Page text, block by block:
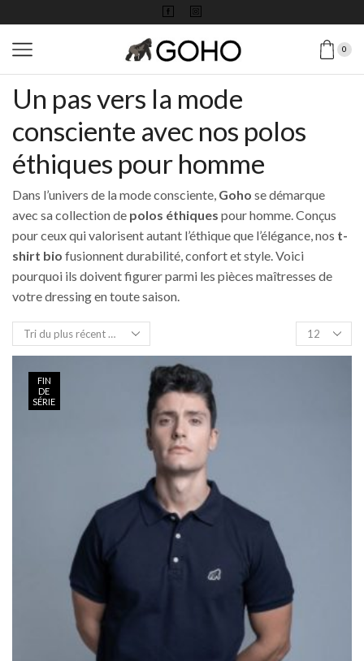
0
Un pas vers la mode
consciente avec nos polos
éthiques pour homme
Dans l’univers de la mode consciente, Goho se démarque
avec sa collection de polos éthiques pour homme. Conçus
pour ceux qui valorisent autant l’éthique que l’élégance, nos t-
shirt bio fusionnent durabilité, confort et style.Voici
pourquoi ils doivent figurer parmi les pièces maîtresses de
votre dressing en toute saison.
FIN
DE
SÉRIE